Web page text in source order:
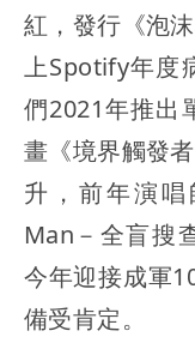
紅，發行《泡
上Spotify年度
們2021年推出
畫《境界觸發
升，前年演
Man－全盲搜
今年迎接成軍
備受肯定。